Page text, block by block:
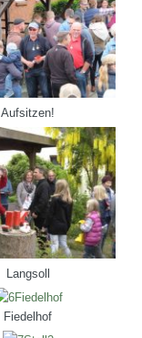
Aufsitzen!
Langsoll
Fiedelhof